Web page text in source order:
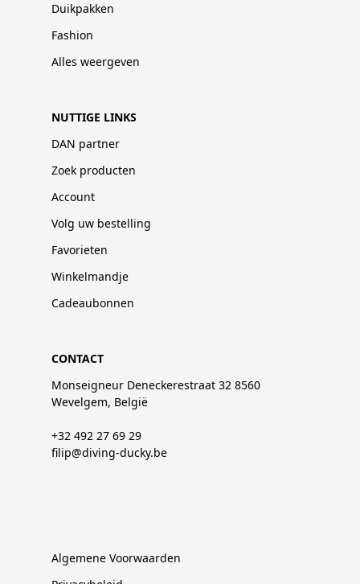
Duikpakken
Fashion
Alles weergeven
NUTTIGE LINKS
DAN partner
Zoek producten
Account
Volg uw bestelling
Favorieten
Winkelmandje
Cadeaubonnen
CONTACT
Monseigneur Deneckerestraat 32 8560
Wevelgem, België
+32 492 27 69 29
filip@diving-ducky.be
Algemene Voorwaarden